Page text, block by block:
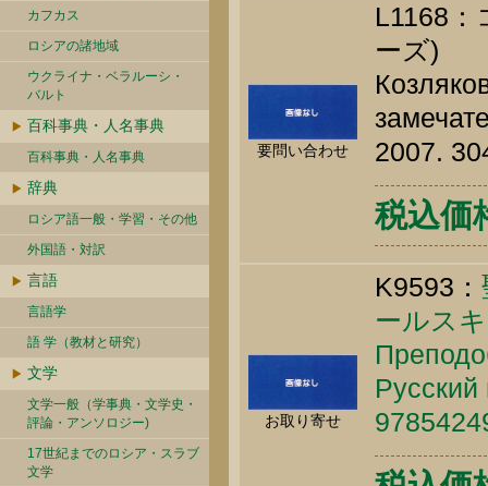
カフカス
ロシアの諸地域
ウクライナ・ベラルーシ・
バルト
百科事典・人名事典
百科事典・人名事典
辞典
ロシア語一般・学習・その他
外国語・対訳
言語
言語学
語 学（教材と研究）
文学
文学一般（学事典・文学史・
評論・アンソロジー)
17世紀までのロシア・スラブ
文学
要問い合わせ
L1168
ーズ)
2007.
税込価
お取り寄せ
K9593：
ールス
Русский